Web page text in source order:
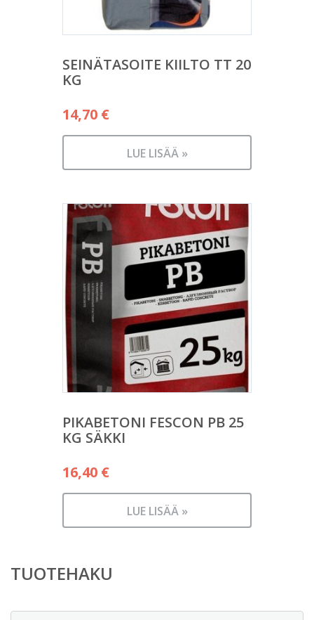
SEINÄTASOITE KIILTO TT 20
KG
14,70 €
LUE LISÄÄ »
PIKABETONI FESCON PB 25
KG SÄKKI
16,40 €
LUE LISÄÄ »
TUOTEHAKU